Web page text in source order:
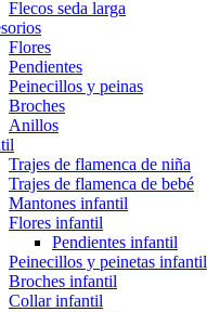
Flecos seda larga
Flores
Pendientes
Peinecillos y peinas
Broches
Anillos
Trajes de flamenca de niña
Trajes de flamenca de bebé
Mantones infantil
Flores infantil
Pendientes infantil
Peinecillos y peinetas infantil
Broches infantil
Collar infantil